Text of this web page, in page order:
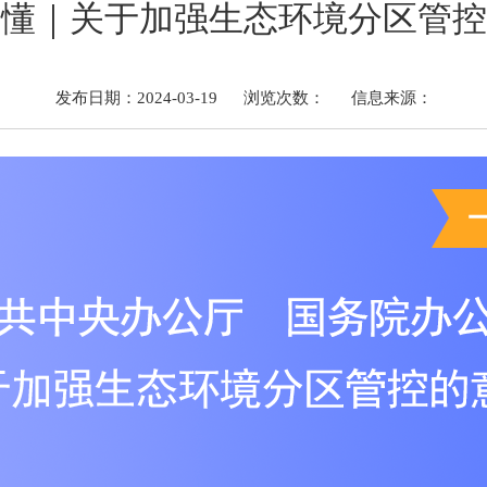
｜关于加强生态环境分区管
发布日期：2024-03-19 浏览次数： 信息来源：